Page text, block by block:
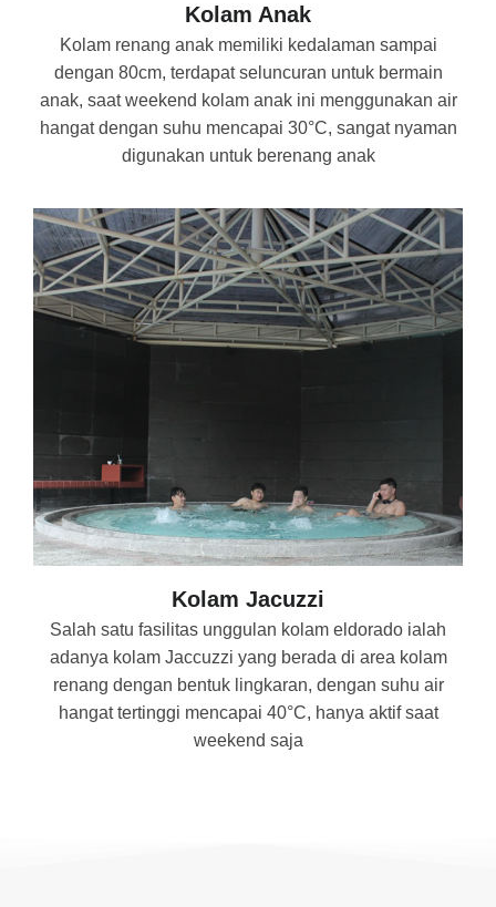
Kolam Anak
Kolam renang anak memiliki kedalaman sampai
dengan 80cm, terdapat seluncuran untuk bermain
anak, saat weekend kolam anak ini menggunakan air
hangat dengan suhu mencapai 30°C, sangat nyaman
digunakan untuk berenang anak
Kolam Jacuzzi
Salah satu fasilitas unggulan kolam eldorado ialah
adanya kolam Jaccuzzi yang berada di area kolam
renang dengan bentuk lingkaran, dengan suhu air
hangat tertinggi mencapai 40°C, hanya aktif saat
weekend saja